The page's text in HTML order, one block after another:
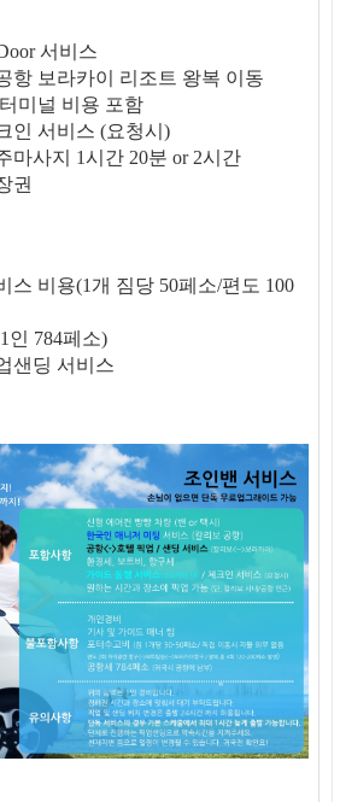
서비스
항 보라카이 리조트 왕복 이동
미널 비용 포함
인 서비스 (요청시)
마사지 1시간 20분 or 2시간
권
스 비용(1개 짐당 50페소/편도 100
인 784페소)
샌딩 서비스